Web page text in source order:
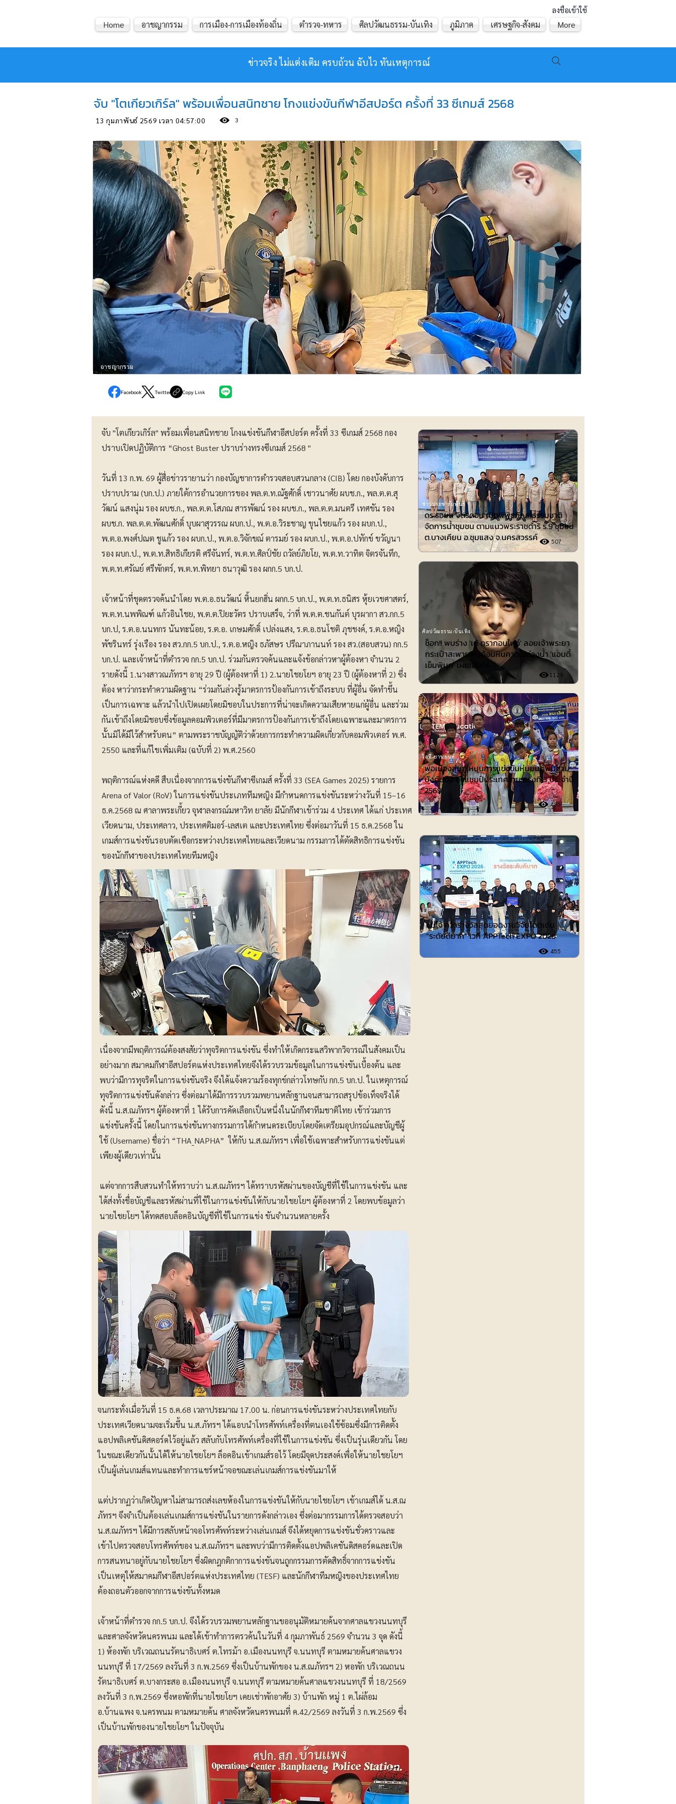
ลงชื่อเข้าใช้
ข่าวจริง ไม่แต่งเติม ครบถ้วน ฉับไว ทันเหตุการณ์
Home อาชญากรรม การเมือง-การเมืองท้องถิ่น ตำรวจ-ทหาร ศิลปวัฒนธรรม-บันเทิง ภูมิภาค เศรษฐกิจ-สังคม More
จับ "โตเกียวเกิร์ล" พร้อมเพื่อนสนิทชาย โกงแข่งขันกีฬาอีสปอร์ต ครั้งที่ 33 ซีเกมส์ 2568
13 กุมภาพันธ์ 2569 เวลา 04:57:00 3
อาชญากรรม
Facebook Twitter Copy Link
จับ "โตเกียวเกิร์ล" พร้อมเพื่อนสนิทชาย โกงแข่งขันกีฬาอีสปอร์ต ครั้งที่ 33 ซีเกมส์ 2568 กอง
ปราบเปิดปฏิบัติการ “Ghost Buster ปราบร่างทรงซีเกมส์ 2568 "
วันที่ 13 ก.พ. 69 ผู้สื่อข่าวรายานว่า กองบัญชาการตำรวจสอบสวนกลาง (CIB) โดย กองบังคับการ
ปราบปราม (บก.ป.) ภายใต้การอำนวยการของ พล.ต.ท.ณัฐศักดิ์ เชาวนาศัย ผบช.ก., พล.ต.ต.สุ
วัฒน์ แสงนุ่ม รอง ผบช.ก., พล.ต.ต.โสภณ สารพัฒน์ รอง ผบช.ก., พล.ต.ต.มนตรี เทศขัน รอง
ผบช.ก. พล.ต.ต.พัฒนศักดิ์ บุบผาสุวรรณ ผบก.ป., พ.ต.อ.วิระชาญ ขุนไชยแก้ว รอง ผบก.ป.,
พ.ต.อ.พงศ์ปณต ชูแก้ว รอง ผบก.ป., พ.ต.อ.วิจักขณ์ ตารมย์ รอง ผบก.ป., พ.ต.อ.ปทักข์ ขวัญนา
รอง ผบก.ป., พ.ต.ท.สิทธิเกียรติ ศรีจันทร์, พ.ต.ท.ศิลป์ชัย ถวัลย์ภิยโย, พ.ต.ท.วาทิต จิตรจันทึก,
พ.ต.ท.ศรัณย์ ศรีพักตร์, พ.ต.ท.พิทยา ธนาวุฒิ รอง ผกก.5 บก.ป.
เจ้าหน้าที่ชุดตรวจค้นนำโดย พ.ต.อ.ธนวัฒน์ หิ้นยกฮิ่น ผกก.5 บก.ป., พ.ต.ท.ธนิสร หุ้ยเวชศาสตร์,
พ.ต.ท.นพพิณฑ์ แก้วอินไชย, พ.ต.ต.ปิยะวัตร ปราบเสร็จ, ว่าที่ พ.ต.ต.ชนกันต์ บุรผากา สว.กก.5
บก.ป, ร.ต.อ.นนทกร นันทะน้อย, ร.ต.อ. เกษมศักดิ์ เปล่งแสง, ร.ต.อ.ธนโชติ ภุชชงค์, ร.ต.อ.หญิง
พัชรินทร์ รุ่งเรือง รอง สว.กก.5 บก.ป., ร.ต.อ.หญิง ธภัสษร ปรีณาภานนท์ รอง สว.(สอบสวน) กก.5
บก.ป. และเจ้าหน้าที่ตำรวจ กก.5 บก.ป. ร่วมกันตรวจค้นและแจ้งข้อกล่าวหาผู้ต้องหา จำนวน 2
รายดังนี้ 1.นางสาวณภัทรฯ อายุ 29 ปี (ผู้ต้องหาที่ 1) 2.นายไชยโยฯ อายุ 23 ปี (ผู้ต้องหาที่ 2) ซึ่ง
ต้อง หาว่ากระทำความผิดฐาน “ร่วมกันล่วงรู้มาตรการป้องกันการเข้าถึงระบบ ที่ผู้อื่น จัดทำขึ้น
เป็นการเฉพาะ แล้วนำไปเปิดเผยโดยมิชอบในประการที่น่าจะเกิดความเสียหายแก่ผู้อื่น และร่วม
กันเข้าถึงโดยมิชอบซึ่งข้อมูลคอมพิวเตอร์ที่มีมาตรการป้องกันการเข้าถึงโดยเฉพาะและมาตรการ
นั้นมิได้มีไว้สำหรับตน” ตามพระราชบัญญัติว่าด้วยการกระทำความผิดเกี่ยวกับคอมพิวเตอร์ พ.ศ.
2550 และที่แก้ไขเพิ่มเติม (ฉบับที่ 2) พ.ศ.2560
พฤติการณ์แห่งคดี สืบเนื่องจากการแข่งขันกีฬาซีเกมส์ ครั้งที่ 33 (SEA Games 2025) รายการ
Arena of Valor (RoV) ในการแข่งขันประเภททีมหญิง มีกำหนดการแข่งขันระหว่างวันที่ 15–16
ธ.ค.2568 ณ ศาลาพระเกี้ยว จุฬาลงกรณ์มหาวิท ยาลัย มีนักกีฬาเข้าร่วม 4 ประเทศ ได้แก่ ประเทศ
เวียดนาม, ประเทศลาว, ประเทศติมอร์-เลสเต และประเทศไทย ซึ่งต่อมาวันที่ 15 ธ.ค.2568 ใน
เกมส์การแข่งขันรอบตัดเชือกระหว่างประเทศไทยและเวียดนาม กรรมการได้ตัดสิทธิการแข่งขัน
ของนักกีฬาของประเทศไทยทีมหญิง
เนื่องจากมีพฤติการณ์ต้องสงสัยว่าทุจริตการแข่งขัน ซึ่งทำให้เกิดกระแสวิพากวิจารณ์ในสังคมเป็น
อย่างมาก สมาคมกีฬาอีสปอร์ตแห่งประเทศไทยจึงได้รวบรวมข้อมูลในการแข่งขันเบื้องต้น และ
พบว่ามีการทุจริตในการแข่งขันจริง จึงได้แจ้งความร้องทุกข์กล่าวโทษกับ กก.5 บก.ป. ในเหตุการณ์
ทุจริตการแข่งขันดังกล่าว ซึ่งต่อมาได้มีการรวบรวมพยานหลักฐานจนสามารถสรุปข้อเท็จจริงได้
ดังนี้ น.ส.ณภัทรฯ ผู้ต้องหาที่ 1 ได้รับการคัดเลือกเป็นหนึ่งในนักกีฬาทีมชาติไทย เข้าร่วมการ
แข่งขันครั้งนี้ โดยในการแข่งขันทางกรรมการได้กำหนดระเบียบโดยจัดเตรียมอุปกรณ์และบัญชีผู้
ใช้ (Username) ชื่อว่า “THA_NAPHA” ให้กับ น.ส.ณภัทรฯ เพื่อใช้เฉพาะสำหรับการแข่งขันแต่
เพียงผู้เดียวเท่านั้น
แต่จากการสืบสวนทำให้ทราบว่า น.ส.ณภัทรฯ ได้ทราบรหัสผ่านของบัญชีที่ใช้ในการแข่งขัน และ
ได้ส่งทั้งชื่อบัญชีและรหัสผ่านที่ใช้ในการแข่งขันให้กับนายไชยโยฯ ผู้ต้องหาที่ 2 โดยพบข้อมูลว่า
นายไชยโยฯ ได้ทดสอบล็อคอินบัญชีที่ใช้ในการแข่ง ขันจำนวนหลายครั้ง
จนกระทั่งเมื่อวันที่ 15 ธ.ค.68 เวลาประมาณ 17.00 น. ก่อนการแข่งขันระหว่างประเทศไทยกับ
ประเทศเวียดนามจะเริ่มขึ้น น.ส.ภัทรฯ ได้แอบนำโทรศัพท์เครื่องที่ตนเองใช้ซ้อมซึ่งมีการติดตั้ง
แอปพลิเคชันดิสคอร์ดไว้อยู่แล้ว สลับกับโทรศัพท์เครื่องที่ใช้ในการแข่งขัน ซึ่งเป็นรุ่นเดียวกัน โดย
ในขณะเดียวกันนั้นได้ให้นายไชยโยฯ ล็อคอินเข้าเกมส์รอไว้ โดยมีจุดประสงค์เพื่อให้นายไชยโยฯ
เป็นผู้เล่นเกมส์แทนและทำการแชร์หน้าจอขณะเล่นเกมส์การแข่งขันมาให้
แต่ปรากฏว่าเกิดปัญหาไม่สามารถส่งเลขห้องในการแข่งขันให้กับนายไชยโยฯ เข้าเกมส์ได้ น.ส.ณ
ภัทรฯ จึงจำเป็นต้องเล่นเกมส์การแข่งขันในรายการดังกล่าวเอง ซึ่งต่อมากรรมการได้ตรวจสอบว่า
น.ส.ณภัทรฯ ได้มีการสลับหน้าจอโทรศัพท์ระหว่างเล่นเกมส์ จึงได้หยุดการแข่งขันชั่วคราวและ
เข้าไปตรวจสอบโทรศัพท์ของ น.ส.ณภัทรฯ และพบว่ามีการติดตั้งแอปพลิเคชันดิสคอร์ดและเปิด
การสนทนาอยู่กับนายไชยโยฯ ซึ่งผิดกฎกติกาการแข่งขันจนถูกกรรมการตัดสิทธิ์จากการแข่งขัน
เป็นเหตุให้สมาคมกีฬาอีสปอร์ตแห่งประเทศไทย (TESF) และนักกีฬาทีมหญิงของประเทศไทย
ต้องถอนตัวออกจากการแข่งขันทั้งหมด
เจ้าหน้าที่ตำรวจ กก.5 บก.ป. จึงได้รวบรวมพยานหลักฐานขออนุมัติหมายค้นจากศาลแขวงนนทบุรี
และศาลจังหวัดนครพนม และได้เข้าทำการตรวค้นในวันที่ 4 กุมภาพันธ์ 2569 จำนวน 3 จุด ดังนี้
1) ห้องพัก บริเวณถนนรัตนาธิเบศร์ ต.ไทรม้า อ.เมืองนนทบุรี จ.นนทบุรี ตามหมายค้นศาลแขวง
นนทบุรี ที่ 17/2569 ลงวันที่ 3 ก.พ.2569 ซึ่งเป็นบ้านพักของ น.ส.ณภัทรฯ 2) หอพัก บริเวณถนน
รัตนาธิเบศร์ ต.บางกระสอ อ.เมืองนนทบุรี จ.นนทบุรี ตามหมายค้นศาลแขวงนนทบุรี ที่ 18/2569
ลงวันที่ 3 ก.พ.2569 ซึ่งหอพักที่นายไชยโยฯ เคยเช่าพักอาศัย 3) บ้านพัก หมู่ 1 ต.ไผ่ล้อม
อ.บ้านแพง จ.นครพนม ตามหมายค้น ศาลจังหวัดนครพนมที่ ค.42/2569 ลงวันที่ 3 ก.พ.2569 ซึ่ง
เป็นบ้านพักของนายไชยโยฯ ในปัจจุบัน
ดร.รอยล จิตรดอน เปิดพิพิธภัณฑ์ธรรมชาติ
จัดการน้ำชุมชน ตามแนวพระราชดำริ ร.9 ชุมชน
ต.บางเคียน อ.ชุมแสง จ.นครสวรรค์
507
ข่าวประชาสัมพันธ์
ช็อก!! พบร่าง 'เต้ ดรากอนไฟว์' ลอยเจ้าพระยา
กระเป๋าสะพายพบก้อนหินคาดใช้ถ่วงน้ำ 'แอนดี้
เข็มพิมุก' เผยเสียใจ
1129
ศิลปวัฒธรรม-บันเทิง
ไอที-ยานยนต์
พ่อเมืองลุ่มภู หนุนการแข่งขันหุ่นยนต์พื้นฐาน
บังคับมือ ชิงแชมป์ประเทศไทย ครั้งที่ 3 ประจำปี
2569
485
การศึกษา
แม่โจ้ คว้ารางวัลสุดยอดงานวิจัยโดดเด่น
“ระดับดีมาก” เวที APPTech EXPO 2026
455